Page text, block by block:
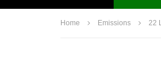
Home Emissions 22